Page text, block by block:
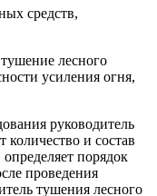
средств,
лесного
усиления огня,
руководитель
количество и состав
порядок
проведения
тушения лесного